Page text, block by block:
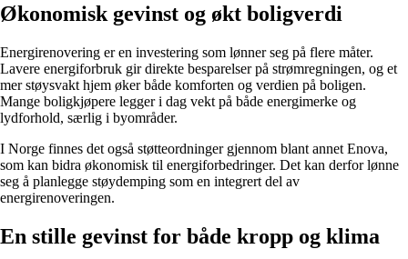
Økonomisk gevinst og økt boligverdi
Energirenovering er en investering som lønner seg på flere måter.
Lavere energiforbruk gir direkte besparelser på strømregningen, og et
mer støysvakt hjem øker både komforten og verdien på boligen.
Mange boligkjøpere legger i dag vekt på både energimerke og
lydforhold, særlig i byområder.
I Norge finnes det også støtteordninger gjennom blant annet Enova,
som kan bidra økonomisk til energiforbedringer. Det kan derfor lønne
seg å planlegge støydemping som en integrert del av
energirenoveringen.
En stille gevinst for både kropp og klima